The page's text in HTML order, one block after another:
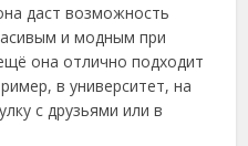
даст возможность
и модным при
она отлично подходит
в университет, на
с друзьями или в